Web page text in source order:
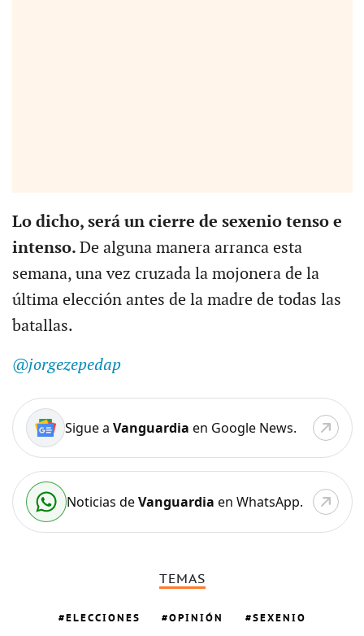
Lo dicho, será un cierre de sexenio tenso e
intenso. De alguna manera arranca esta
semana, una vez cruzada la mojonera de la
última elección antes de la madre de todas las
batallas.
@jorgezepedap
Sigue a Vanguardia en Google News.
Noticias deVanguardia en WhatsApp.
TEMAS
ELECCIONES OPINIÓN SEXENIO